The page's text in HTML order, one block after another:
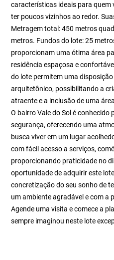
características ideais para quem
ter poucos vizinhos ao redor.
Metragem total: 450 metros
metros. Fundos do lote: 25
proporcionam uma ótima área
residência espaçosa e
do lote permitem uma
arquitetônico, possibilitando a
atraente e a inclusão de uma
O bairro Vale do Sol é conhecido
segurança, oferecendo uma
busca viver em um lugar
com fácil acesso a serviços,
proporcionando praticidade no
oportunidade de adquirir este
concretização do seu sonho de
um ambiente agradável e com a
Agende uma visita e comece a
sempre imaginou neste lote